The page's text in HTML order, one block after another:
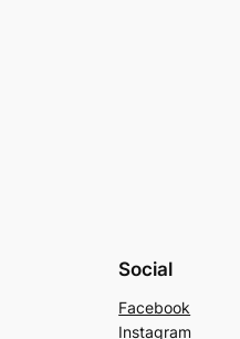
Social
Facebook
Instagram